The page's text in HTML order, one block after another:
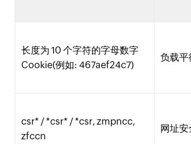
长度为 10 个字符的字母数字
Cookie(例如: 467aef24c7)
负载平
csr* / *csr* / *csr, zmpncc,
zfccn
网址安